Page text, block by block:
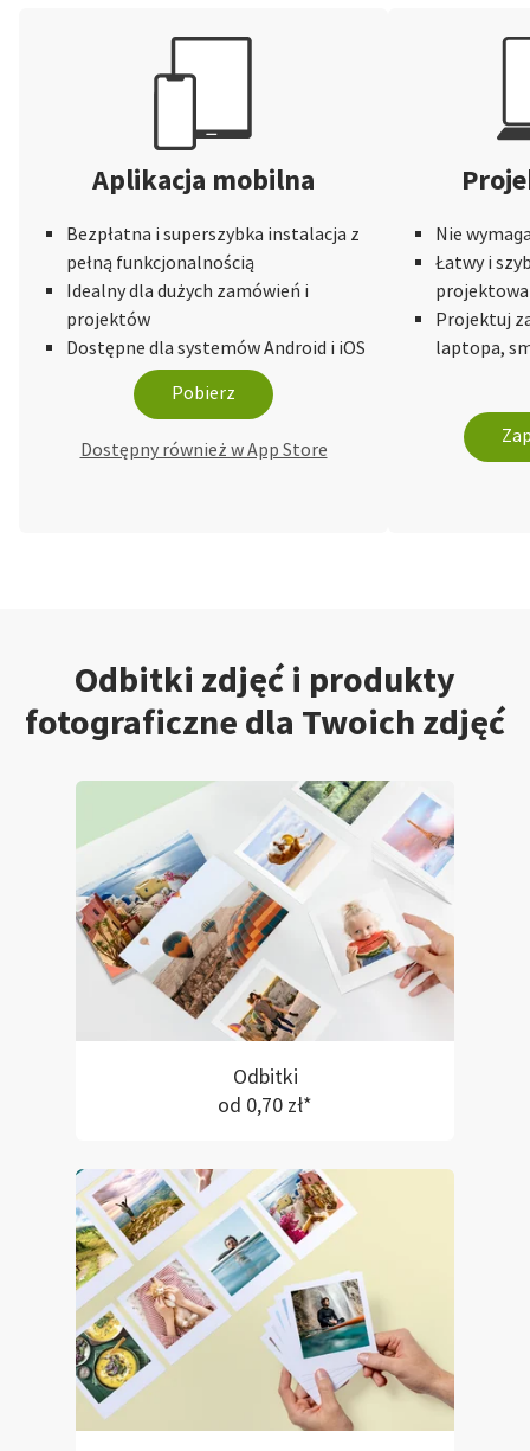
Aplikacja mobilna
Bezpłatna i superszybka instalacja z
pełną funkcjonalnością
Idealny dla dużych zamówień i
projektów
Dostępne dla systemów Android i iOS
Pobierz
Dostępny również w App Store
Nie
Łatwy i
Projektuj
laptopa,
Odbitki zdjęć i produkty
fotograficzne dla Twoich zdjęć
Odbitki
od 0,70 zł*